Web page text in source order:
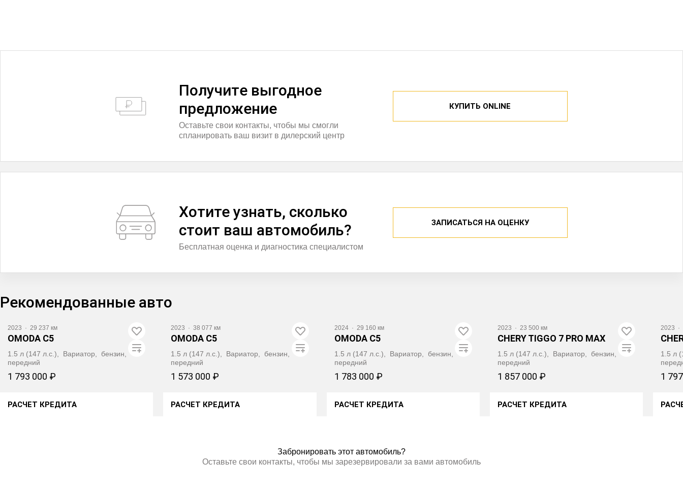
Получитe выгодное
предложение
Оставьте свои контакты, чтобы мы смогли
спланировать ваш визит в дилерский центр
КУПИТЬ ONLINE
Хотите узнать, сколько
стоит ваш автомобиль?
Бесплатная оценка и диагностика специалистом
ЗАПИСАТЬСЯ НА ОЦЕНКУ
Рекомендованные авто
2023 · 29 237 км
OMODA C5
1.5 л (147 л.с.), Вариатор, бензин,
передний
1 793 000 ₽
РАСЧЕТ КРЕДИТА
2023 · 38 077 км
OMODA C5
1.5 л (147 л.с.), Вариатор, бензин,
передний
1 573 000 ₽
РАСЧЕТ КРЕДИТА
2024 · 29 160 км
OMODA C5
1.5 л (147 л.с.), Вариатор, бензин,
передний
1 783 000 ₽
РАСЧЕТ КРЕДИТА
2023 · 23 500 км
CHERY TIGGO 7 PRO MAX
1.5 л (147 л.с.), Вариатор, бензин,
передний
1 857 000 ₽
РАСЧЕТ КРЕДИТА
2023 ·
1.5 л
1
Забронировать этот автомобиль?
Оставьте свои контакты, чтобы мы зарезервировали за вами автомобиль